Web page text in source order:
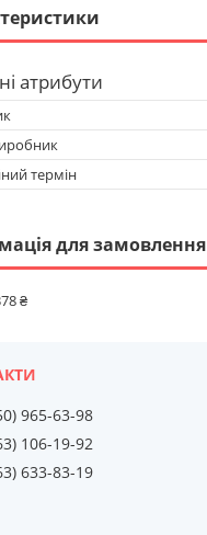
атрибути
термін
для замовлення
₴
965-63-98
106-19-92
633-83-19